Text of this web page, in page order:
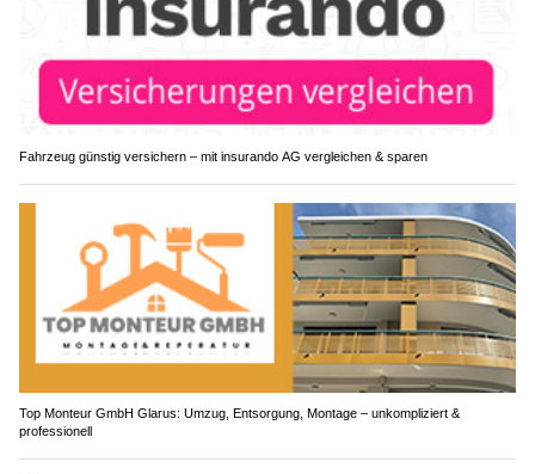
Fahrzeug günstig versichern – mit insurando AG vergleichen & sparen
Top Monteur GmbH Glarus: Umzug, Entsorgung, Montage – unkompliziert &
professionell